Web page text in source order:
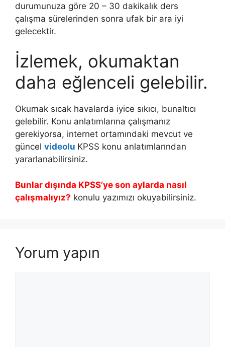
durumunuza göre 20 – 30 dakikalık ders
çalışma sürelerinden sonra ufak bir ara iyi
gelecektir.
İzlemek, okumaktan
daha eğlenceli gelebilir.
Okumak sıcak havalarda iyice sıkıcı, bunaltıcı
gelebilir. Konu anlatımlarına çalışmanız
gerekiyorsa, internet ortamındaki mevcut ve
güncel videolu KPSS konu anlatımlarından
yararlanabilirsiniz.
Bunlar dışında KPSS’ye son aylarda nasıl
çalışmalıyız? konulu yazımızı okuyabilirsiniz.
Yorum yapın